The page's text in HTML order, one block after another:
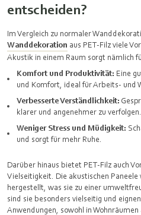
entscheiden?
Im Vergleich zu normaler
Wanddekoration aus PET-Filz viele
Akustik in einem Raum sorgt nämlich
Komfort und Produktivität: Eine
und Komfort, ideal für Arbeits- und
Verbesserte Verständlichkeit:
klarer und angenehmer zu verfolgen.
Weniger Stress und Müdigkeit:
und sorgt für mehr Ruhe.
Darüber hinaus bietet PET-Filz auch
Vielseitigkeit. Die akustischen
hergestellt, was sie zu einer
sind sie besonders vielseitig und
Anwendungen, sowohl in Wohnräumen